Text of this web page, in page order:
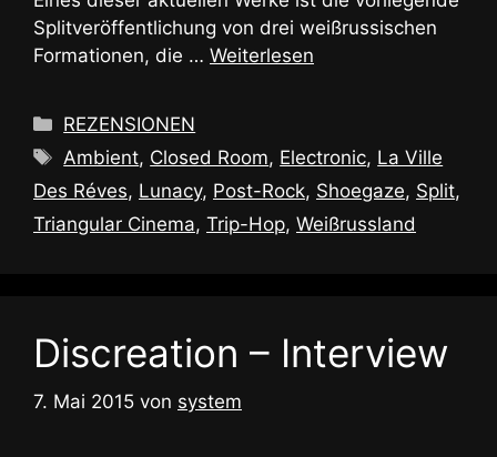
Splitveröffentlichung von drei weißrussischen
Formationen, die … Weiterlesen
Kategorien
REZENSIONEN
Schlagwörter
Ambient, Closed Room, Electronic, La Ville
Des Réves, Lunacy, Post-Rock, Shoegaze, Split,
Triangular Cinema, Trip-Hop, Weißrussland
Discreation – Interview
7. Mai 2015 von system